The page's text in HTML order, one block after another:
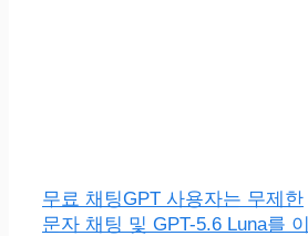
무료 채팅GPT 사용자는 무제한
문자 채팅 및 GPT-5.6 Luna를 이